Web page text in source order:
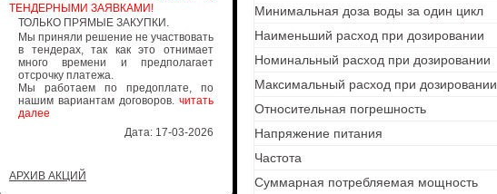
ТЕНДЕРНЫМИ ЗАЯВКАМИ!
ТОЛЬКО ПРЯМЫЕ ЗАКУПКИ.
Мы приняли решение не участвовать
в тендерах, так как это отнимает
много времени и предполагает
отсрочку платежа.
Мы работаем по предоплате, по
нашим вариантам договоров. читать
далее
Дата: 17-03-2026
АРХИВ АКЦИЙ
Минимальная доза воды за один цикл
Наименьший расход при дозировании
Номинальный расход при дозировании
Максимальный расход при дозировании
Относительная погрешность
Напряжение питания
Частота
Суммарная потребляемая мощность